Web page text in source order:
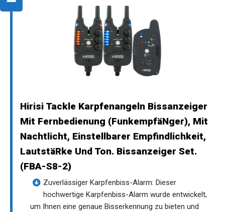
Hirisi Tackle Karpfenangeln Bissanzeiger
Mit Fernbedienung (FunkempfäNger), Mit
Nachtlicht, Einstellbarer Empfindlichkeit,
LautstäRke Und Ton. Bissanzeiger Set.
(FBA-S8-2)
Zuverlässiger Karpfenbiss-Alarm: Dieser
hochwertige Karpfenbiss-Alarm wurde entwickelt,
um Ihnen eine genaue Bisserkennung zu bieten und